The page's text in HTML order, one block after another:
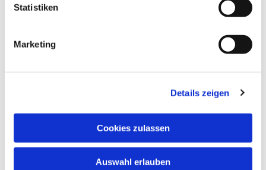
Statistiken
Marketing
Details zeigen
Cookies zulassen
Auswahl erlauben